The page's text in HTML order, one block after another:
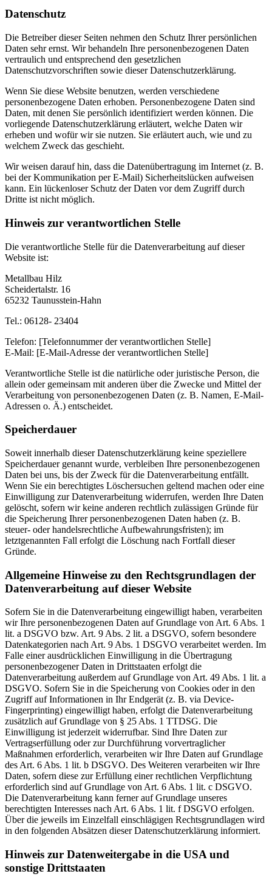
Datenschutz
Die Betreiber dieser Seiten nehmen den Schutz Ihrer persönlichen
Daten sehr ernst. Wir behandeln Ihre personenbezogenen Daten
vertraulich und entsprechend den gesetzlichen
Datenschutzvorschriften sowie dieser Datenschutzerklärung.
Wenn Sie diese Website benutzen, werden verschiedene
personenbezogene Daten erhoben. Personenbezogene Daten sind
Daten, mit denen Sie persönlich identifiziert werden können. Die
vorliegende Datenschutzerklärung erläutert, welche Daten wir
erheben und wofür wir sie nutzen. Sie erläutert auch, wie und zu
welchem Zweck das geschieht.
Wir weisen darauf hin, dass die Datenübertragung im Internet (z. B.
bei der Kommunikation per E-Mail) Sicherheitslücken aufweisen
kann. Ein lückenloser Schutz der Daten vor dem Zugriff durch
Dritte ist nicht möglich.
Hinweis zur verantwortlichen Stelle
Die verantwortliche Stelle für die Datenverarbeitung auf dieser
Website ist:
Metallbau Hilz
Scheidertalstr. 16
65232 Taunusstein-Hahn
Tel.: 06128- 23404
Telefon: [Telefonnummer der verantwortlichen Stelle]
E-Mail: [E-Mail-Adresse der verantwortlichen Stelle]
Verantwortliche Stelle ist die natürliche oder juristische Person, die
allein oder gemeinsam mit anderen über die Zwecke und Mittel der
Verarbeitung von personenbezogenen Daten (z. B. Namen, E-Mail-
Adressen o. Ä.) entscheidet.
Speicherdauer
Soweit innerhalb dieser Datenschutzerklärung keine speziellere
Speicherdauer genannt wurde, verbleiben Ihre personenbezogenen
Daten bei uns, bis der Zweck für die Datenverarbeitung entfällt.
Wenn Sie ein berechtigtes Löschersuchen geltend machen oder eine
Einwilligung zur Datenverarbeitung widerrufen, werden Ihre Daten
gelöscht, sofern wir keine anderen rechtlich zulässigen Gründe für
die Speicherung Ihrer personenbezogenen Daten haben (z. B.
steuer- oder handelsrechtliche Aufbewahrungsfristen); im
letztgenannten Fall erfolgt die Löschung nach Fortfall dieser
Gründe.
Allgemeine Hinweise zu den Rechtsgrundlagen der
Datenverarbeitung auf dieser Website
Sofern Sie in die Datenverarbeitung eingewilligt haben, verarbeiten
wir Ihre personenbezogenen Daten auf Grundlage von Art. 6 Abs. 1
lit. a DSGVO bzw. Art. 9 Abs. 2 lit. a DSGVO, sofern besondere
Datenkategorien nach Art. 9 Abs. 1 DSGVO verarbeitet werden. Im
Falle einer ausdrücklichen Einwilligung in die Übertragung
personenbezogener Daten in Drittstaaten erfolgt die
Datenverarbeitung außerdem auf Grundlage von Art. 49 Abs. 1 lit. a
DSGVO. Sofern Sie in die Speicherung von Cookies oder in den
Zugriff auf Informationen in Ihr Endgerät (z. B. via Device-
Fingerprinting) eingewilligt haben, erfolgt die Datenverarbeitung
zusätzlich auf Grundlage von § 25 Abs. 1 TTDSG. Die
Einwilligung ist jederzeit widerrufbar. Sind Ihre Daten zur
Vertragserfüllung oder zur Durchführung vorvertraglicher
Maßnahmen erforderlich, verarbeiten wir Ihre Daten auf Grundlage
des Art. 6 Abs. 1 lit. b DSGVO. Des Weiteren verarbeiten wir Ihre
Daten, sofern diese zur Erfüllung einer rechtlichen Verpflichtung
erforderlich sind auf Grundlage von Art. 6 Abs. 1 lit. c DSGVO.
Die Datenverarbeitung kann ferner auf Grundlage unseres
berechtigten Interesses nach Art. 6 Abs. 1 lit. f DSGVO erfolgen.
Über die jeweils im Einzelfall einschlägigen Rechtsgrundlagen wird
in den folgenden Absätzen dieser Datenschutzerklärung informiert.
Hinweis zur Datenweitergabe in die USA und
sonstige Drittstaaten